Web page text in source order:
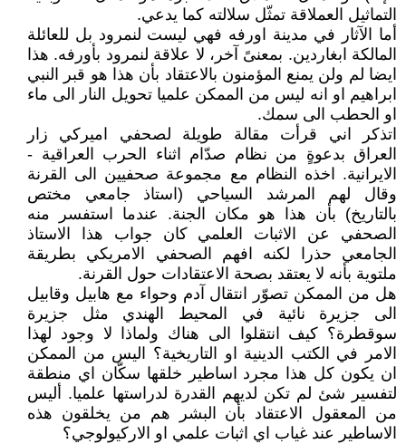
التماثيل العملاقة تمثّل سلالته كما يدعي.
أما الآثار في مدينة اورفه فهي ليست لنمرود بل للعائلة
المالكة ابغاردين. بمعنىً آخر، لا علاقة لنمرود بأورفه. هذا
ايضا لم ولن يمنع المؤمنون بالاعتقاد بأن هذا هو قبر النبي
ابراهيم او انه ليس من الممكن علميا تحويل النار الى ماء
او الحطب الى سمك.
اتذكر اني قرأت مقالة طويلة لصحفي اميركي زار
العراق بدعوةٍ من نظام صدّام اثناء الحرب العراقية -
الايرانية. اخذه النظام مع مجموعة صحفيين الى القرنة
وقال لهم المرشد السياحي (استاذ جامعي مختص
بالتاريخ) بأن هذا هو مكان الجنة. عندما استفسر منه
الصحفي عن الاثبات العلمي كان جواب هذا الاستاذ
الجامعي حذرا لكنه افهم الصحفي الامريكي بطريقة
ملتوية بأنه لا يعتقد بصحة الاعتقادات حول القرنة.
هل من الممكن تصوّر انتقال آدم وحواء مع هابيل وقابيل
الى جزيرة نائية في المحيط الهندي مثل جزيرة
سوقطرة؟ كيف انتقلوا الى هناك ولماذا لا وجود لهذا
الامر في الكتب الدينية او التاريخية؟ اليس من الممكن
ان يكون كل هذا مجرد اساطير خلقها سكّان اي منطقة
لتفسير شئ لم تكن لديهم القدرة لدراستها علميا. أليس
من المعقول الاعتقاد بأن البشر هم من يخلقون هذه
الاساطير عند غياب اي اثبات علمي او الاركيولوجي؟